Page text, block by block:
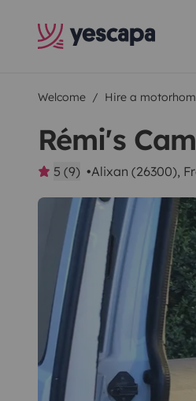
Welcome Hire a
Rémi's
5 (9) Alixan (26300),